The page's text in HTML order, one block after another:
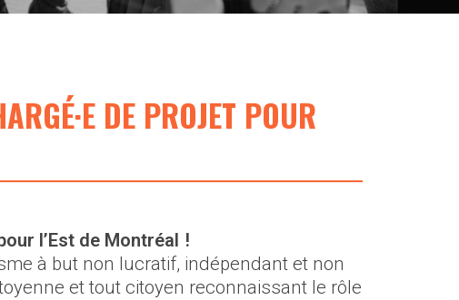
DE PROJET POUR
l’Est de Montréal !
à but non lucratif, indépendant et non
et tout citoyen reconnaissant le rôle